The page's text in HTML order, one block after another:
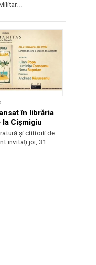
în librăria
la Cișmigiu
și cititorii de
invitați joi, 31